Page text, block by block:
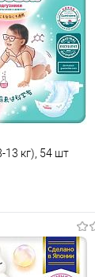
Сравнение
В наличии
13 кг), 54 шт
корзину